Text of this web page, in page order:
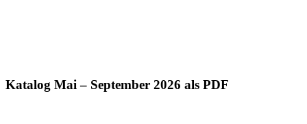
Katalog Mai – September 2026 als PDF